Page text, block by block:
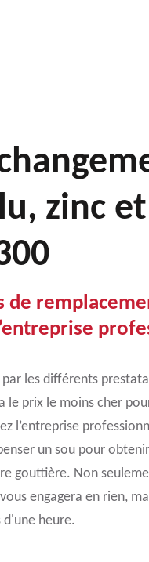
zinc et
de
les différents
prix le moins cher
l’entreprise
un sou pour
gouttière. Non
engagera en rien,
d'une heure.